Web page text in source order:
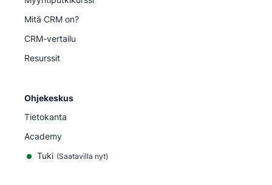
Mitä CRM on?
CRM-vertailu
Resurssit
Ohjekeskus
Tietokanta
Academy
Tuki (Saatavilla nyt)